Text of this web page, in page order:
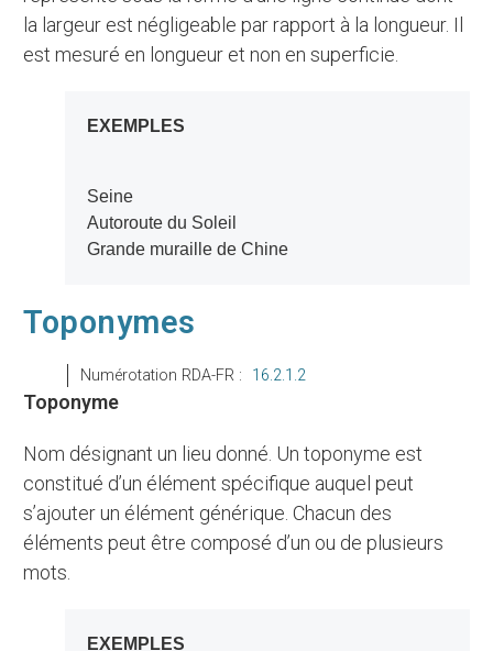
la largeur est négligeable par rapport à la longueur. Il
est mesuré en longueur et non en superficie.
EXEMPLES
Seine
Autoroute du Soleil
Grande muraille de Chine
Toponymes
Numérotation RDA-FR : 16.2.1.2
Toponyme
Nom désignant un lieu donné. Un toponyme est
constitué d’un élément spécifique auquel peut
s’ajouter un élément générique. Chacun des
éléments peut être composé d’un ou de plusieurs
mots.
EXEMPLES